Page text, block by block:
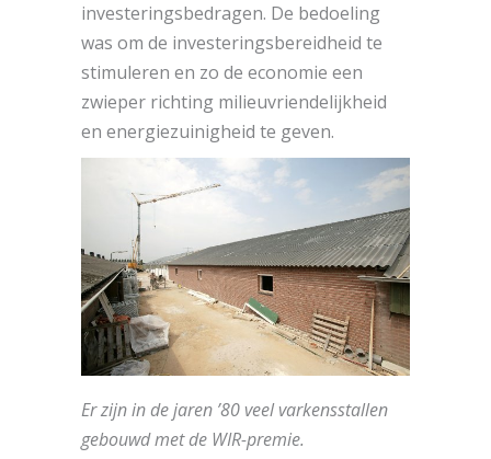
investeringsbedragen. De bedoeling
was om de investeringsbereidheid te
stimuleren en zo de economie een
zwieper richting milieuvriendelijkheid
en energiezuinigheid te geven.
Er zijn in de jaren ’80 veel varkensstallen
gebouwd met de WIR-premie.